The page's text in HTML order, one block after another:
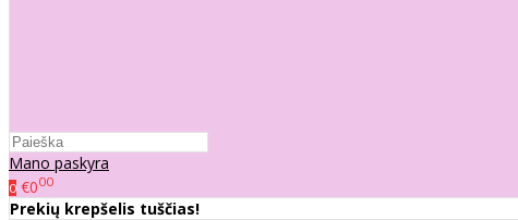
Mano paskyra
0 €000
Prekių krepšelis tuščias!